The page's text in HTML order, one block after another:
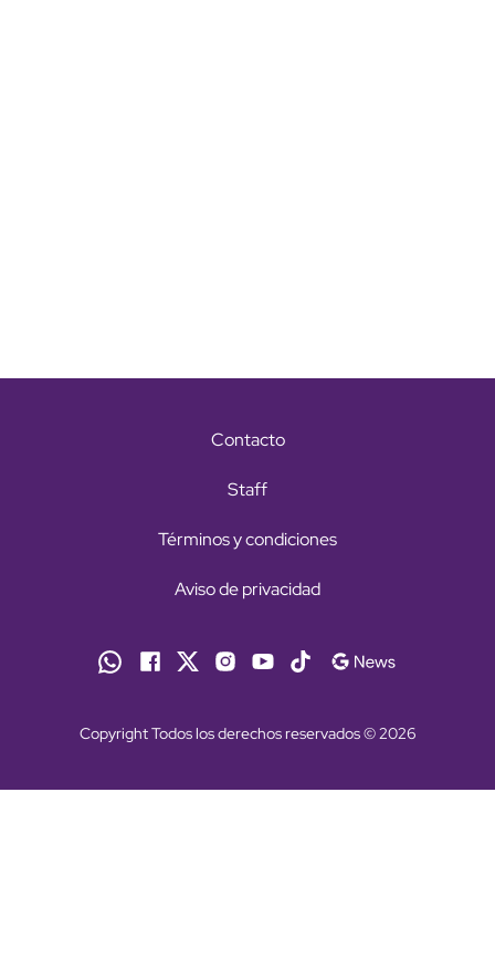
Contacto
Staff
Términos y condiciones
Aviso de privacidad
Copyright Todos los derechos reservados © 2026